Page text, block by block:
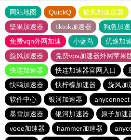
网站地图 QuickQ 旋风加速度器
坚果加速器
tiktok加速器
狗急加
免费vqn外网加速
小蓝鸟 优途加
旋风加速器
免费vps加速器外网苹果
快连加速器
快连加速器官网入口
快鸭加速器
快柠檬加速器 旋风加
软件中心
银河加速器 anyconnect
暴雪加速器
银河加速器 原子加速
veee加速器
hammer加速器